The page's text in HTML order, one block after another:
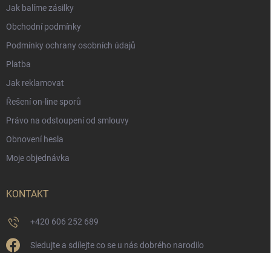
Jak balíme zásilky
Obchodní podmínky
Podmínky ochrany osobních údajů
Platba
Jak reklamovat
Řešení on-line sporů
Právo na odstoupení od smlouvy
Obnovení hesla
Moje objednávka
KONTAKT
+420 606 252 689
Sledujte a sdílejte co se u nás dobrého narodilo